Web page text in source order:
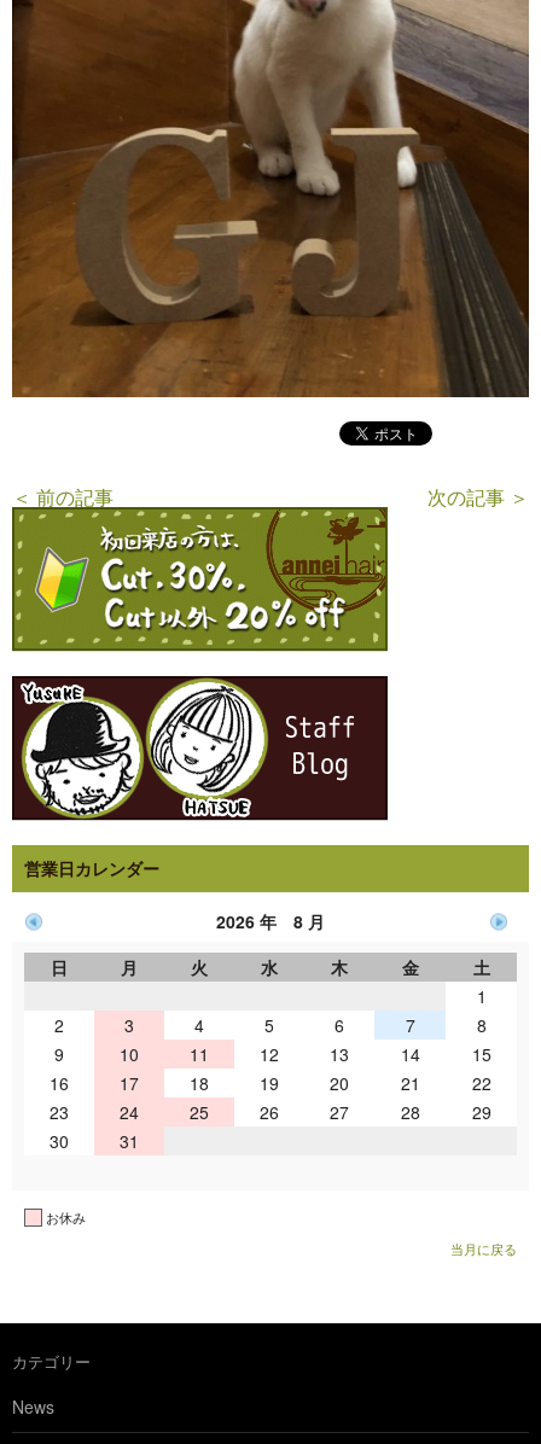
＜ 前の記事 次の記事 ＞
営業日カレンダー
2026 年 8 月
日
月 火 水 木 金
土
1
2
3 4 5 6 7
8
9
10 11 12 13 14
15
16
17 18 19 20 21
22
23
24 25 26 27 28
29
30
31
お休み
当月に戻る
カテゴリー
News